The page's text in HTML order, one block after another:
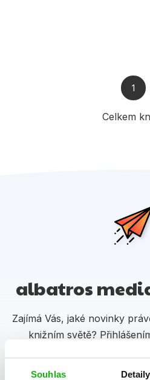
Souhlas Detaily
Zdraví a životní styl
Celkem
1
albatros
Zajímá Vás, jaké novinky
knižním světě?